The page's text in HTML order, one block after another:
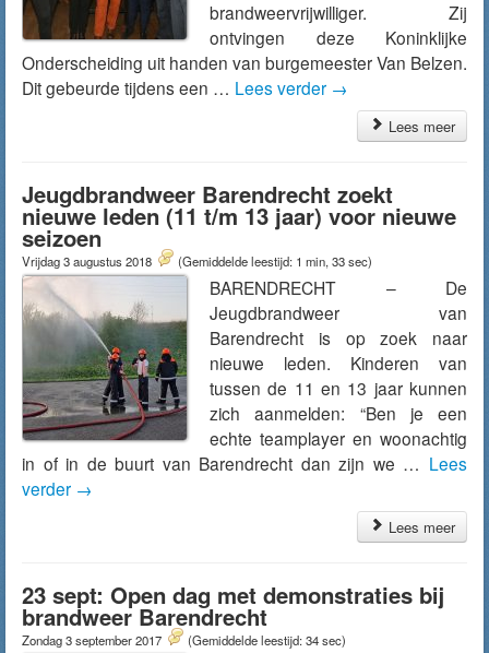
brandweervrijwilliger. Zij
ontvingen deze Koninklijke
Onderscheiding uit handen van burgemeester Van Belzen.
Dit gebeurde tijdens een … Lees verder →
Lees meer
Jeugdbrandweer Barendrecht zoekt
nieuwe leden (11 t/m 13 jaar) voor nieuwe
seizoen
Vrijdag 3 augustus 2018 (Gemiddelde leestijd: 1 min, 33 sec)
BARENDRECHT – De
Jeugdbrandweer van
Barendrecht is op zoek naar
nieuwe leden. Kinderen van
tussen de 11 en 13 jaar kunnen
zich aanmelden: “Ben je een
echte teamplayer en woonachtig
in of in de buurt van Barendrecht dan zijn we … Lees
verder →
Lees meer
23 sept: Open dag met demonstraties bij
brandweer Barendrecht
Zondag 3 september 2017 (Gemiddelde leestijd: 34 sec)